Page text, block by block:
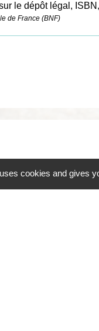
le dépôt légal,
de France (BNF)
cookies and gives